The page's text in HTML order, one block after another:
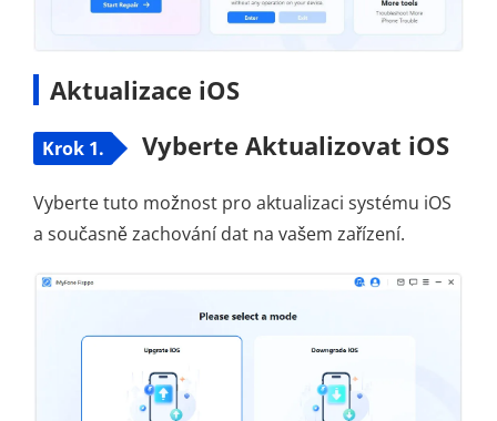
Aktualizace iOS
Krok 1. Vyberte Aktualizovat iOS
Vyberte tuto možnost pro aktualizaci systému iOS
a současně zachování dat na vašem zařízení.